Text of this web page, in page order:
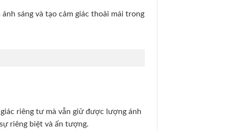
sáng và tạo cảm giác thoải mái trong
riêng tư mà vẫn giữ được lượng ánh
riêng biệt và ấn tượng.